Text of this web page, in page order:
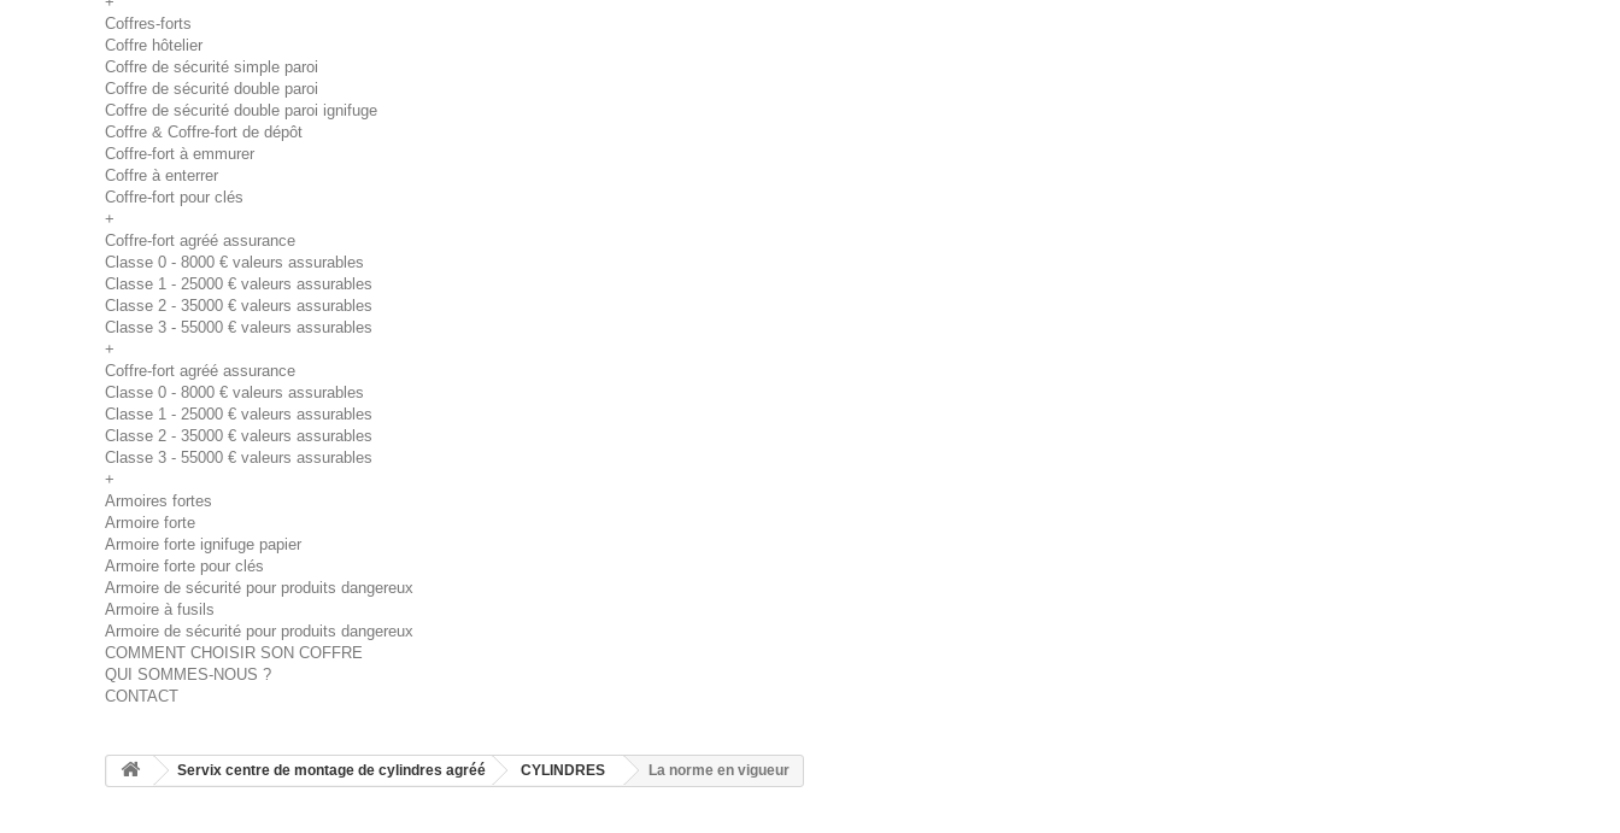
Coffres-forts
Coffre hôtelier
Coffre de sécurité simple paroi
Coffre de sécurité double paroi
Coffre de sécurité double paroi ignifuge
Coffre & Coffre-fort de dépôt
Coffre-fort à emmurer
Coffre à enterrer
Coffre-fort pour clés
+
Coffre-fort agréé assurance
Classe 0 - 8000 € valeurs assurables
Classe 1 - 25000 € valeurs assurables
Classe 2 - 35000 € valeurs assurables
Classe 3 - 55000 € valeurs assurables
+
Coffre-fort agréé assurance
Classe 0 - 8000 € valeurs assurables
Classe 1 - 25000 € valeurs assurables
Classe 2 - 35000 € valeurs assurables
Classe 3 - 55000 € valeurs assurables
+
Armoires fortes
Armoire forte
Armoire forte ignifuge papier
Armoire forte pour clés
Armoire de sécurité pour produits dangereux
Armoire à fusils
Armoire de sécurité pour produits dangereux
COMMENT CHOISIR SON COFFRE
QUI SOMMES-NOUS ?
CONTACT
Servix centre de montage de cylindres agréé CYLINDRES La norme en vigueur